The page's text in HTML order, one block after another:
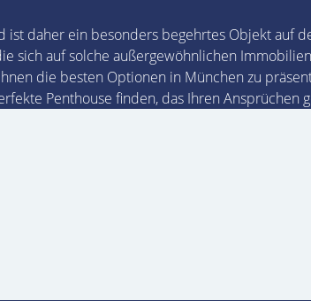
ist daher ein besonders begehrtes Objekt auf
sich auf solche außergewöhnlichen
die besten Optionen in München zu
Penthouse finden, das Ihren Ansprüchen